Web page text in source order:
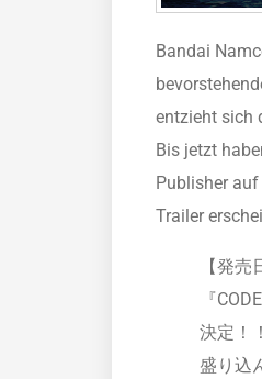
Bandai
entzieht sich
Bis jetzt
Publisher
Trailer
【発
『
決定！
盛り込